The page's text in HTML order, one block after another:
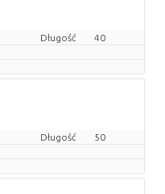
Długość
40
Długość
50